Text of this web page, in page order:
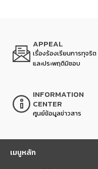
APPEAL
เรื่องร้องเรียนการทุจริต
และประพฤติมิชอบ
INFORMATION
CENTER
ศูนย์ข้อมูลข่าวสาร
เมนูหลัก